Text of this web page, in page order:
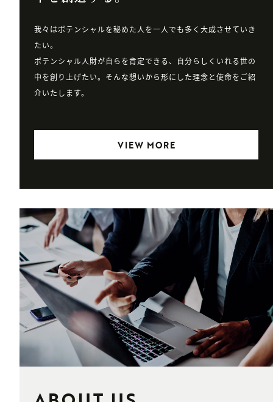
我々はポテンシャルを秘めた人を一人でも多く大成させていき
たい。
ポテンシャル人財が自らを肯定できる、自分らしくいれる世の
中を創り上げたい。そんな想いから形にした理念と使命をご紹
介いたします。
VIEW MORE